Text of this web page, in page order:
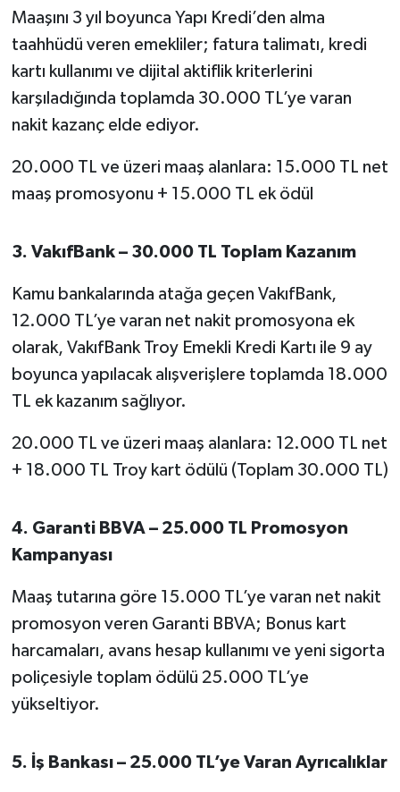
Maaşını 3 yıl boyunca Yapı Kredi’den alma
taahhüdü veren emekliler; fatura talimatı, kredi
kartı kullanımı ve dijital aktiflik kriterlerini
karşıladığında toplamda 30.000 TL’ye varan
nakit kazanç elde ediyor.
20.000 TL ve üzeri maaş alanlara: 15.000 TL net
maaş promosyonu + 15.000 TL ek ödül
3. VakıfBank – 30.000 TL Toplam Kazanım
Kamu bankalarında atağa geçen VakıfBank,
12.000 TL’ye varan net nakit promosyona ek
olarak, VakıfBank Troy Emekli Kredi Kartı ile 9 ay
boyunca yapılacak alışverişlere toplamda 18.000
TL ek kazanım sağlıyor.
20.000 TL ve üzeri maaş alanlara: 12.000 TL net
+ 18.000 TL Troy kart ödülü (Toplam 30.000 TL)
4. Garanti BBVA – 25.000 TL Promosyon
Kampanyası
Maaş tutarına göre 15.000 TL’ye varan net nakit
promosyon veren Garanti BBVA; Bonus kart
harcamaları, avans hesap kullanımı ve yeni sigorta
poliçesiyle toplam ödülü 25.000 TL’ye
yükseltiyor.
5. İş Bankası – 25.000 TL’ye Varan Ayrıcalıklar
TARİHTE BUGÜN
TEKNOLOJİ
TÜRKİYE